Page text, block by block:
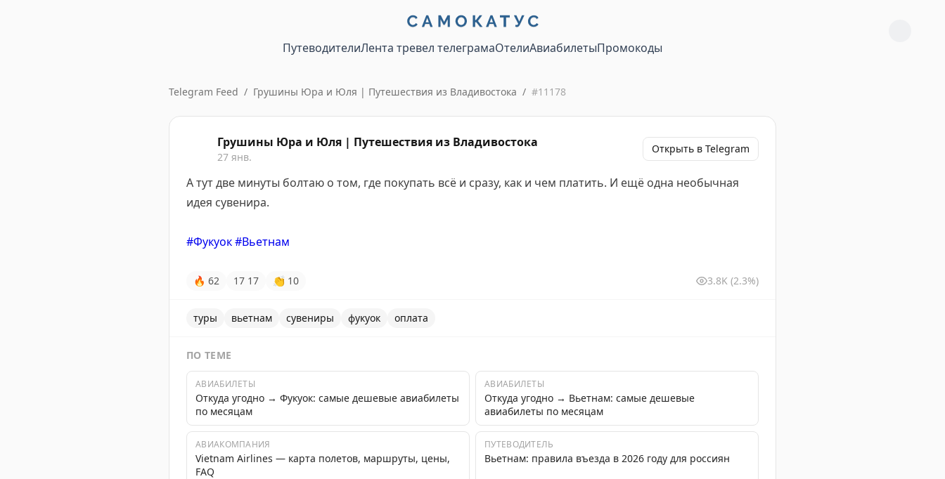
ПутеводителиЛента тревел телеграмаОтелиАвиабилетыПромокоды
Telegram Feed / Грушины Юра и Юля | Путешествия из Владивостока / #11178
Грушины Юра и Юля | Путешествия из Владивостока
27 янв.
Открыть в Telegram
А тут две минуты болтаю о том, где покупать всё и сразу, как и чем платить. И ещё одна необычная
идея сувенира.
#Фукуок#Вьетнам
🔥 62 17 17 👏 10 3.8K (2.3%)
туры вьетнам сувениры фукуок оплата
ПО ТЕМЕ
АВИАБИЛЕТЫ
Откуда угодно → Фукуок: самые дешевые авиабилеты
по месяцам
АВИАБИЛЕТЫ
Откуда угодно → Вьетнам: самые дешевые
авиабилеты по месяцам
АВИАКОМПАНИЯ
Vietnam Airlines — карта полетов, маршруты, цены,
FAQ
ПУТЕВОДИТЕЛЬ
Вьетнам: правила въезда в 2026 году для россиян